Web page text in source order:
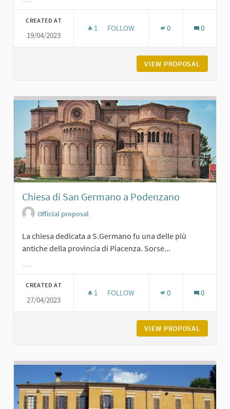
CREATED AT
19/04/2023
1 1 FOLLOWER
FOLLOW 0 0
VIEW PROPOSAL
Chiesa di San Germano a Podenzano
Official proposal
La chiesa dedicata a S.Germano fu una delle più
antiche della provincia di Piacenza. Sorse...
CREATED AT
27/04/2023
1 1 FOLLOWER
FOLLOW 0 0
VIEW PROPOSAL